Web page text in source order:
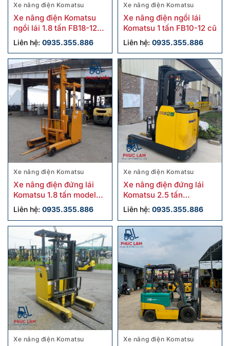
Xe nâng điện Komatsu
Xe nâng điện Komatsu
ngồi lái 1.8 tấn FB18-12
cũ
Liên hệ: 0935.355.886
Xe nâng điện Komatsu
Xe nâng điện ngồi lái
Komatsu 1 tấn FB10-12 cũ
Liên hệ: 0935.355.886
Xe nâng điện Komatsu
Xe nâng điện đứng lái
Komatsu 1.8 tấn model
FB18RL-15 cũ
Liên hệ: 0935.355.886
Xe nâng điện Komatsu
Xe nâng điện đứng lái
Komatsu 2.5 tấn
FB25RN-4 cũ
Liên hệ: 0935.355.886
Xe nâng điện Komatsu Xe nâng điện Komatsu